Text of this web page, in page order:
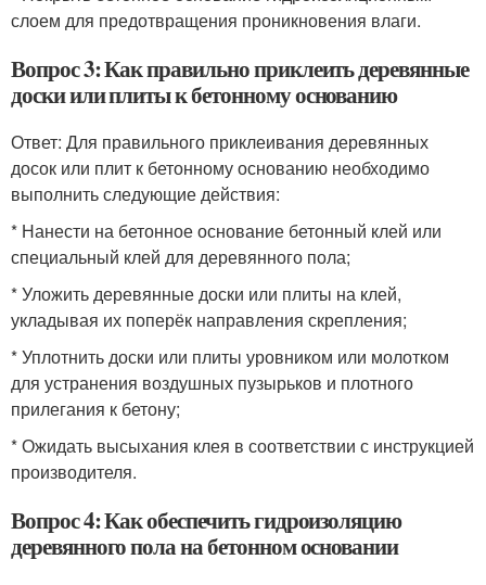
слоем для предотвращения проникновения влаги.
Вопрос 3: Как правильно приклеить деревянные
доски или плиты к бетонному основанию
Ответ: Для правильного приклеивания деревянных
досок или плит к бетонному основанию необходимо
выполнить следующие действия:
* Нанести на бетонное основание бетонный клей или
специальный клей для деревянного пола;
* Уложить деревянные доски или плиты на клей,
укладывая их поперёк направления скрепления;
* Уплотнить доски или плиты уровником или молотком
для устранения воздушных пузырьков и плотного
прилегания к бетону;
* Ожидать высыхания клея в соответствии с инструкцией
производителя.
Вопрос 4: Как обеспечить гидроизоляцию
деревянного пола на бетонном основании